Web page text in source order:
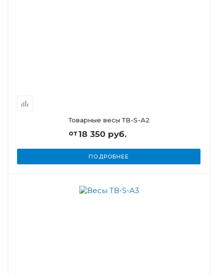
Товарные весы ТВ-S-A2
от18 350 руб.
ПОДРОБНЕЕ